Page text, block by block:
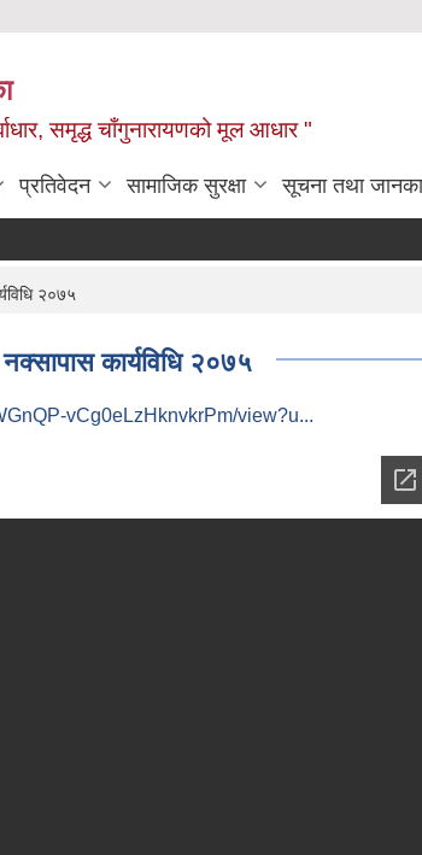
समृद्ध चाँगुनारायणको मूल आधार "
प्रतिवेदन सामाजिक सुरक्षा सूचना तथा
२०७५
कार्यविधि २०७५
vCg0eLzHknvkrPm/view?u...